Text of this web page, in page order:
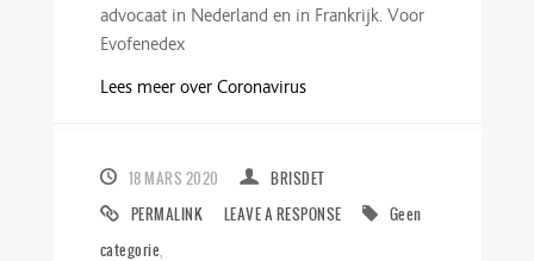
advocaat in Nederland en in Frankrijk. Voor
Evofenedex
Lees meer over Coronavirus
18 MARS 2020
BRISDET
PERMALINK
LEAVE A RESPONSE
Geen
categorie